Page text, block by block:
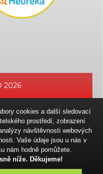
2026
cookies a další sledovací
prostředí, zobrazení
návštěvnosti webových
Vaše údaje jsou u nás v
nám hodně pomůžete.
níže. Děkujeme!